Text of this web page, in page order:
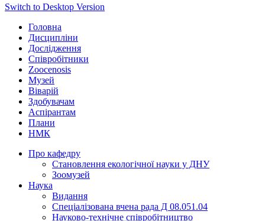
Switch to Desktop Version
Головна
Дисципліни
Дослідження
Співробітники
Zoocenosis
Музей
Віварій
Здобувачам
Аспірантам
Плани
НМК
Про кафедру
Cтановлення екологічної науки у ДНУ
Зоомузей
Наука
Видання
Спеціалізована вчена рада Д 08.051.04
Науково-технічне співробітництво